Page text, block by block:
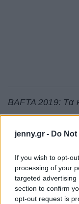
jenny.gr - Do
If you wish to opt-
processing of your
targeted
section to confirm
opt-out request is
BAFTA 2019: Tα